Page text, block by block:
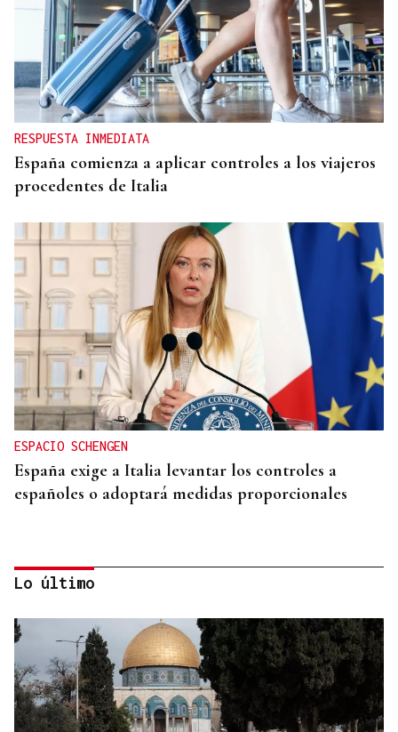
RESPUESTA INMEDIATA
España comienza a aplicar controles a los viajeros
procedentes de Italia
ESPACIO SCHENGEN
España exige a Italia levantar los controles a
españoles o adoptará medidas proporcionales
Lo último